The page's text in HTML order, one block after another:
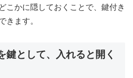
こかに隠しておくことで、鍵付き
きます。
鍵として、入れると開く